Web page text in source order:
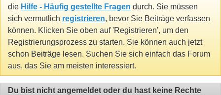
die Hilfe - Häufig gestellte Fragen durch. Sie müssen
sich vermutlich registrieren, bevor Sie Beiträge verfassen
können. Klicken Sie oben auf 'Registrieren', um den
Registrierungsprozess zu starten. Sie können auch jetzt
schon Beiträge lesen. Suchen Sie sich einfach das Forum
aus, das Sie am meisten interessiert.
Du bist nicht angemeldet oder du hast keine Rechte